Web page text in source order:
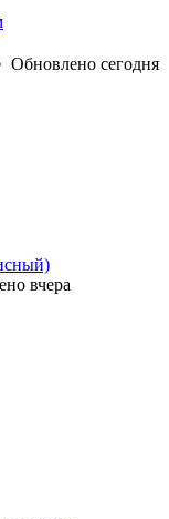
Обновлено сегодня
вчера